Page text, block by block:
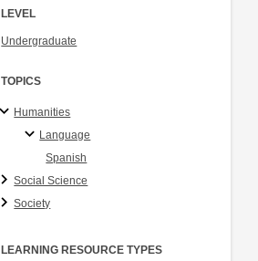
LEVEL
Undergraduate
TOPICS
Humanities
Language
Spanish
Social Science
Society
LEARNING RESOURCE TYPES